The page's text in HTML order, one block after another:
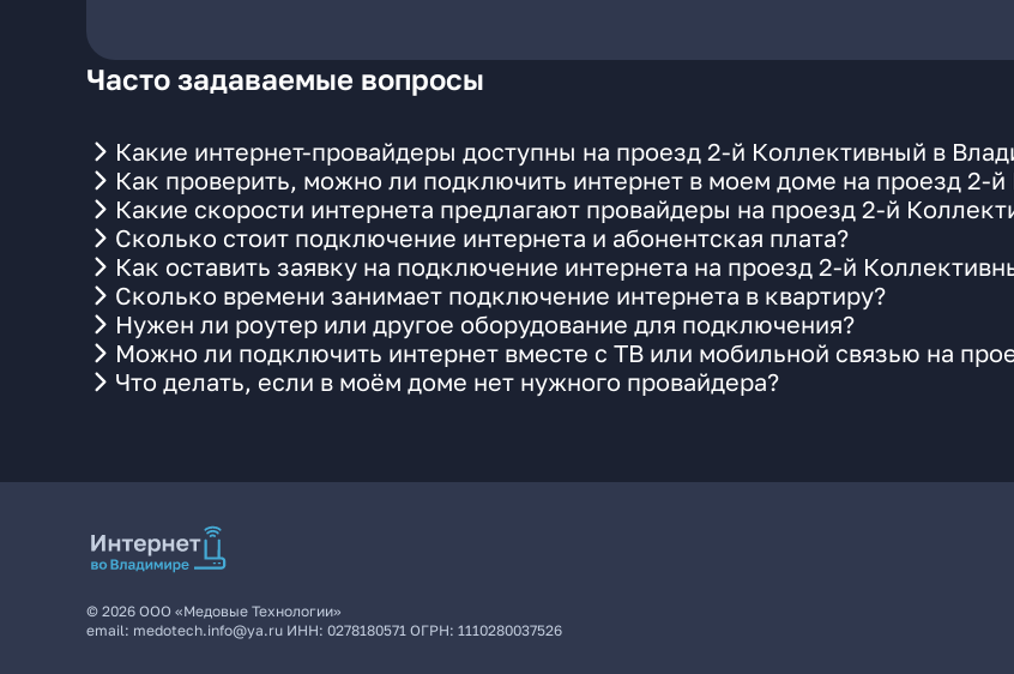
Часто задаваемые вопросы
Какие интернет-провайдеры доступны на проезд 2-й Коллективный в
Как проверить, можно ли подключить интернет в моем доме на проезд 2-
Какие скорости интернета предлагают провайдеры на проезд 2-й
Сколько стоит подключение интернета и абонентская плата?
Как оставить заявку на подключение интернета на проезд 2-й
Сколько времени занимает подключение интернета в квартиру?
Нужен ли роутер или другое оборудование для подключения?
Можно ли подключить интернет вместе с ТВ или мобильной связью на
Что делать, если в моём доме нет нужного провайдера?
© 2026 ООО «Медовые Технологии»
email: medotech.info@ya.ru ИНН: 0278180571 ОГРН: 1110280037526